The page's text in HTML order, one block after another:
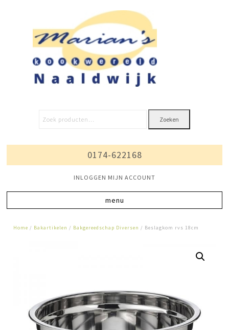
Zoeken
0174-622168
INLOGGEN MIJN ACCOUNT
Home / Bakartikelen / Bakgereedschap Diversen / Beslagkom rvs 18cm